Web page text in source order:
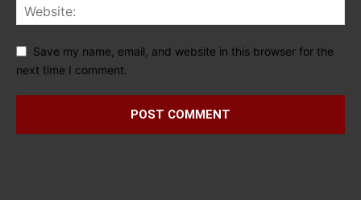
Save my name, email, and website in this browser for the
next time I comment.